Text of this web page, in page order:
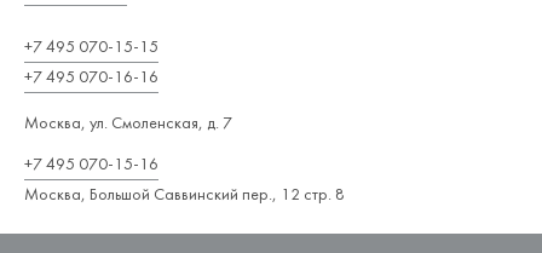
+7 495 070-15-15
+7 495 070-16-16
Москва, ул. Смоленская, д. 7
+7 495 070-15-16
Москва, Большой Саввинский пер., 12 стр. 8